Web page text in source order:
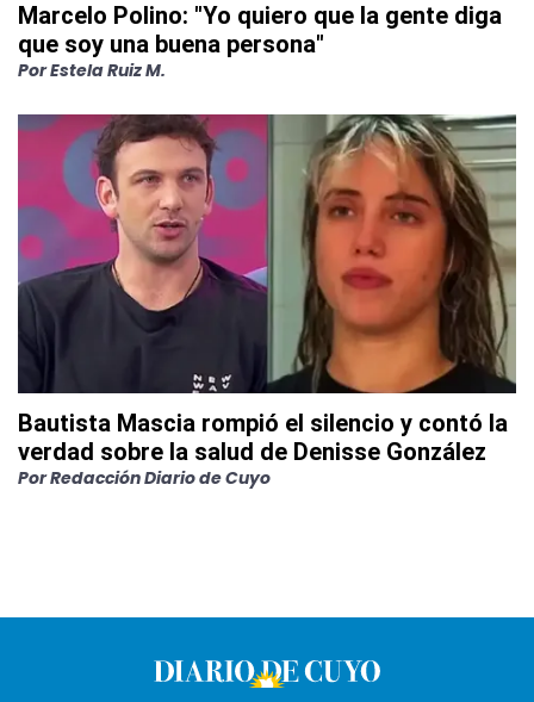
Marcelo Polino: "Yo quiero que la gente diga
que soy una buena persona"
PorEstela Ruiz M.
Bautista Mascia rompió el silencio y contó la
verdad sobre la salud de Denisse González
PorRedacción Diario de Cuyo